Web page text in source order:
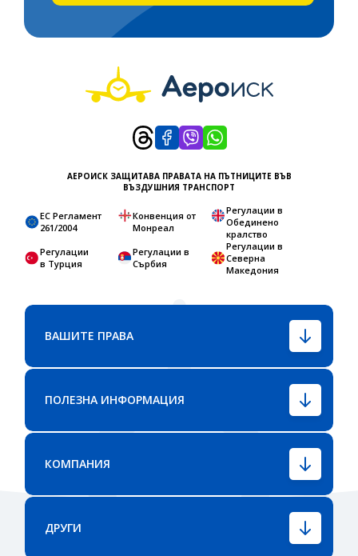
АЕРОИСК ЗАЩИТАВА ПРАВАТА НА ПЪТНИЦИТЕ ВЪВ
ВЪЗДУШНИЯ ТРАНСПОРТ
ЕС Регламент
261/2004
Конвенция от
Монреал
Регулации в
Обединено
кралство
Регулации
в Турция
Регулации в
Сърбия
Регулации в
Северна
Македония
ВАШИТЕ ПРАВА
ПОЛЕЗНА ИНФОРМАЦИЯ
КОМПАНИЯ
ДРУГИ